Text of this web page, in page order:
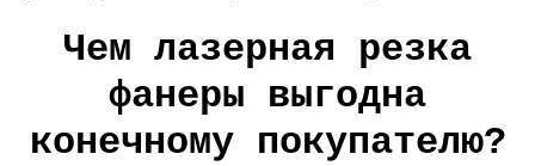
Чем лазерная резка
фанеры выгодна
конечному покупателю?